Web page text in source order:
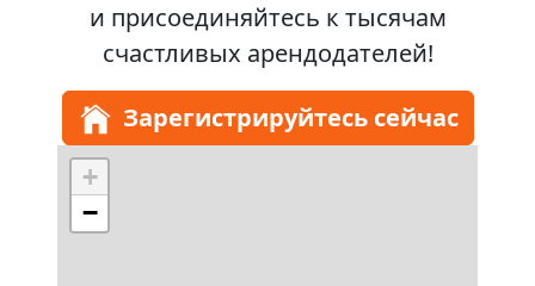
и присоединяйтесь к тысячам
счастливых арендодателей!
Зарегистрируйтесь сейчас
+
−